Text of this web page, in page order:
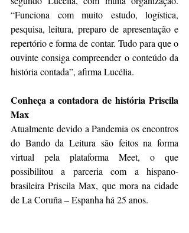
“Funciona com muito estudo, logística,
pesquisa, leitura, preparo de apresentação e
repertório e forma de contar. Tudo para que o
ouvinte consiga compreender o conteúdo da
história contada”, afirma Lucélia.
Conheça a contadora de história Priscila
Max
Atualmente devido a Pandemia os encontros
do Bando da Leitura são feitos na forma
virtual pela plataforma Meet, o que
possibilitou a parceria com a hispano-
brasileira Priscila Max, que mora na cidade
de La Coruña – Espanha há 25 anos.